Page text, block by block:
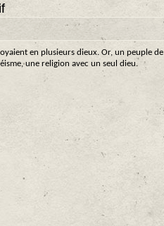
en plusieurs dieux. Or, un peuple de
une religion avec un seul dieu.